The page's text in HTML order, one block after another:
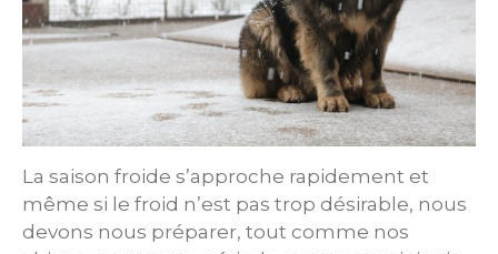
La saison froide s’approche rapidement et
même si le froid n’est pas trop désirable, nous
devons nous préparer, tout comme nos